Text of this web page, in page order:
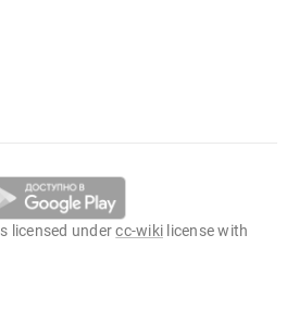
licensed undercc-wiki license with